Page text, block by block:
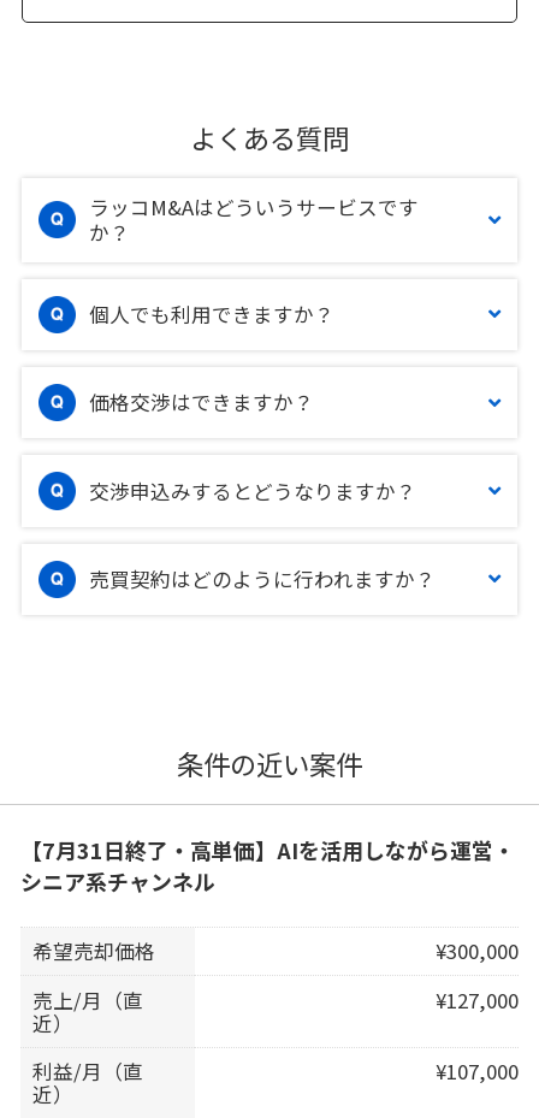
よくある質問
ラッコM&Aはどういうサービスです
か？
個人でも利用できますか？
価格交渉はできますか？
交渉申込みするとどうなりますか？
売買契約はどのように行われますか？
条件の近い案件
【7月31日終了・高単価】AIを活用しながら運営・
シニア系チャンネル
希望売却価格
¥300,000
売上/月（直
近）
¥127,000
利益/月（直
近）
¥107,000